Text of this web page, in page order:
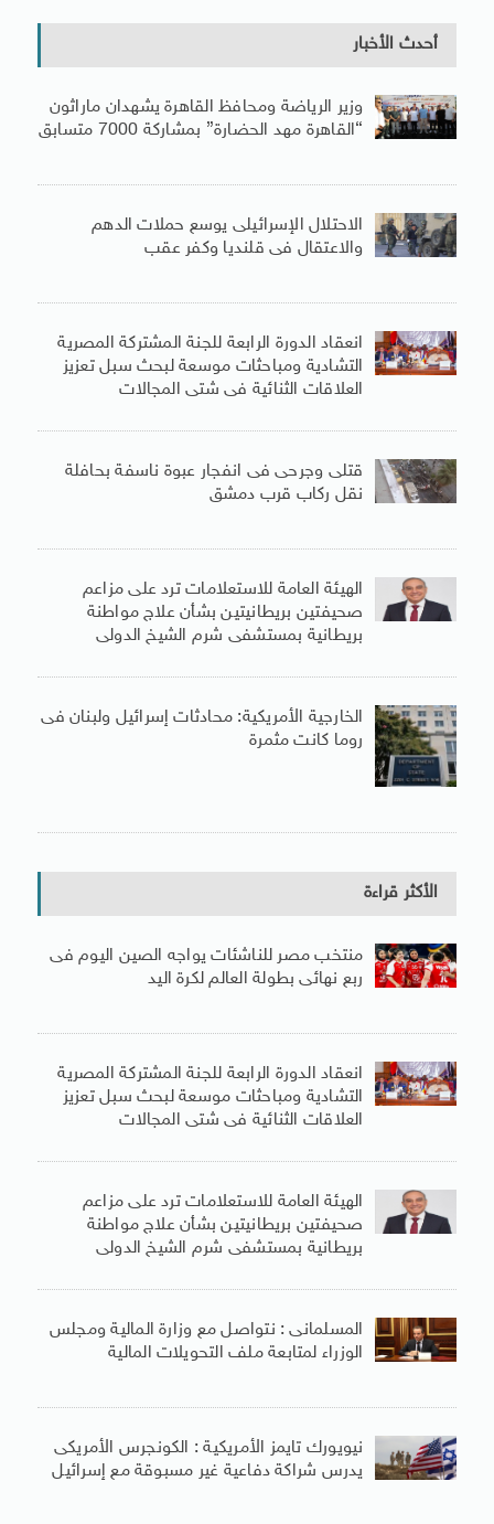
أحدث الأخبار
وزير الرياضة ومحافظ القاهرة يشهدان ماراثون
“القاهرة مهد الحضارة” بمشاركة 7000 متسابق
الاحتلال الإسرائيلى يوسع حملات الدهم
والاعتقال فى قلنديا وكفر عقب
انعقاد الدورة الرابعة للجنة المشتركة المصرية
التشادية ومباحثات موسعة لبحث سبل تعزيز
العلاقات الثنائية فى شتى المجالات
قتلى وجرحى فى انفجار عبوة ناسفة بحافلة
نقل ركاب قرب دمشق
الهيئة العامة للاستعلامات ترد على مزاعم
صحيفتين بريطانيتين بشأن علاج مواطنة
بريطانية بمستشفى شرم الشيخ الدولى
الخارجية الأمريكية: محادثات إسرائيل ولبنان فى
روما كانت مثمرة
الأكثر قراءة
منتخب مصر للناشئات يواجه الصين اليوم فى
ربع نهائى بطولة العالم لكرة اليد
انعقاد الدورة الرابعة للجنة المشتركة المصرية
التشادية ومباحثات موسعة لبحث سبل تعزيز
العلاقات الثنائية فى شتى المجالات
الهيئة العامة للاستعلامات ترد على مزاعم
صحيفتين بريطانيتين بشأن علاج مواطنة
بريطانية بمستشفى شرم الشيخ الدولى
المسلمانى : نتواصل مع وزارة المالية ومجلس
الوزراء لمتابعة ملف التحويلات المالية
نيويورك تايمز الأمريكية : الكونجرس الأمريكى
يدرس شراكة دفاعية غير مسبوقة مع إسرائيل